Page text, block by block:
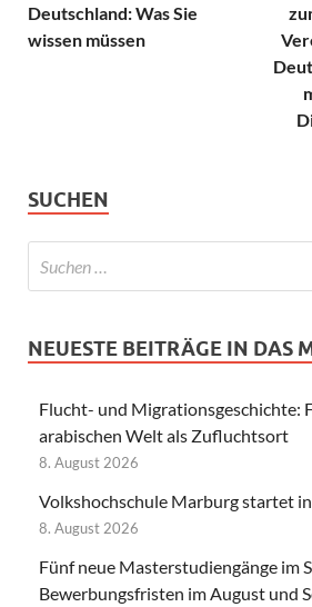
Deutschland: Was Sie
wissen müssen
SUCHEN
NEUESTE BEITRÄGE IN DAS
Flucht- und Migrationsgeschichte:
arabischen Welt als Zufluchtsort
8. August 2026
Volkshochschule Marburg startet in
8. August 2026
Fünf neue Masterstudiengänge im
Bewerbungsfristen im August und